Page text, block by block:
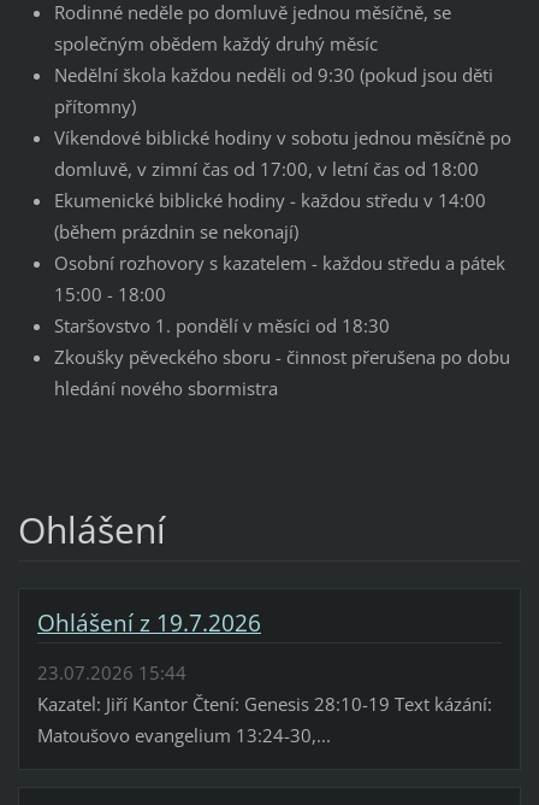
Rodinné neděle po domluvě jednou měsíčně, se
společným obědem každý druhý měsíc
Nedělní škola každou neděli od 9:30 (pokud jsou děti
přítomny)
Víkendové biblické hodiny v sobotu jednou měsíčně po
domluvě, v zimní čas od 17:00, v letní čas od 18:00
Ekumenické biblické hodiny - každou středu v 14:00
(během prázdnin se nekonají)
Osobní rozhovory s kazatelem - každou středu a pátek
15:00 - 18:00
Staršovstvo 1. pondělí v měsíci od 18:30
Zkoušky pěveckého sboru - činnost přerušena po dobu
hledání nového sbormistra
Ohlášení
Ohlášení z 19.7.2026
23.07.2026 15:44
Kazatel: Jiří Kantor Čtení: Genesis 28:10-19 Text kázání:
Matoušovo evangelium 13:24-30,...